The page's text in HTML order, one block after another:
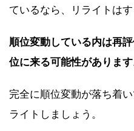
ているなら、リライトは
順位変動している内は再
位に来る可能性があります
完全に順位変動が落ち着
ライトしましょう。